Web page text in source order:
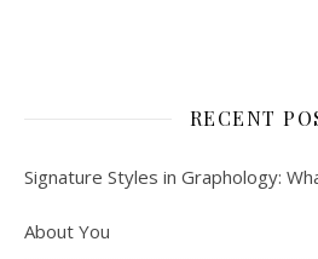
RECENT
Signature Styles in Graphology:
About You